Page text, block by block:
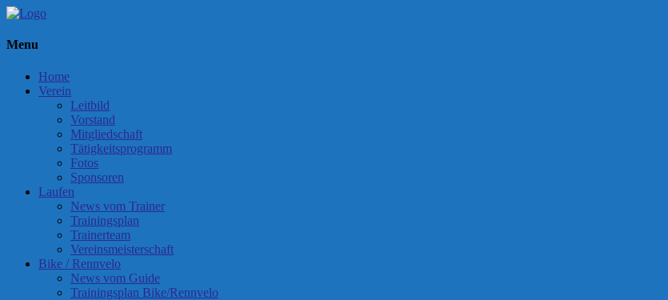
Menu
Home
Verein
Leitbild
Vorstand
Mitgliedschaft
Tätigkeitsprogramm
Fotos
Sponsoren
Laufen
News vom Trainer
Trainingsplan
Trainerteam
Vereinsmeisterschaft
Bike / Rennvelo
News vom Guide
Trainingsplan Bike/Rennvelo